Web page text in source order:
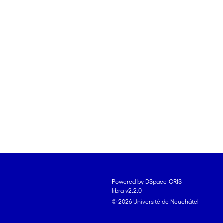
Powered by DSpace-CRIS
libra v2.2.0
© 2026 Université de Neuchâtel